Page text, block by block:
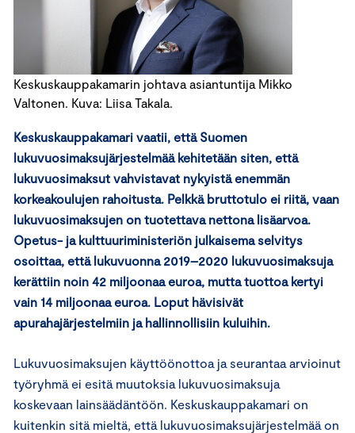
Keskuskauppakamarin johtava asiantuntija Mikko
Valtonen. Kuva: Liisa Takala.
Keskuskauppakamari vaatii, että Suomen
lukuvuosimaksujärjestelmää kehitetään siten, että
lukuvuosimaksut vahvistavat nykyistä enemmän
korkeakoulujen rahoitusta. Pelkkä bruttotulo ei riitä, vaan
lukuvuosimaksujen on tuotettava nettona lisäarvoa.
Opetus- ja kulttuuriministeriön julkaisema selvitys
osoittaa, että lukuvuonna 2019–2020 lukuvuosimaksuja
kerättiin noin 42 miljoonaa euroa, mutta tuottoa kertyi
vain 14 miljoonaa euroa. Loput hävisivät
apurahajärjestelmiin ja hallinnollisiin kuluihin.
Lukuvuosimaksujen käyttöönottoa ja seurantaa arvioinut
työryhmä ei esitä muutoksia lukuvuosimaksuja
koskevaan lainsäädäntöön. Keskuskauppakamari on
kuitenkin sitä mieltä, että lukuvuosimaksujärjestelmää on